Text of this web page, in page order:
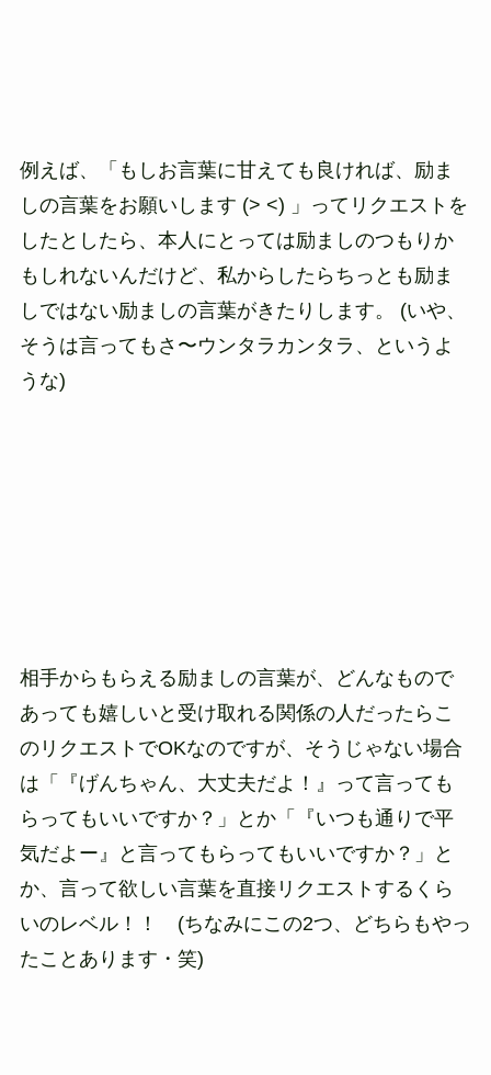
例えば、「もしお言葉に甘えても良ければ、励ま
しの言葉をお願いします (> <) 」ってリクエストを
したとしたら、本人にとっては励ましのつもりか
もしれないんだけど、私からしたらちっとも励ま
しではない励ましの言葉がきたりします。 (いや、
そうは言ってもさ〜ウンタラカンタラ、というよ
うな)
相手からもらえる励ましの言葉が、どんなもので
あっても嬉しいと受け取れる関係の人だったらこ
のリクエストでOKなのですが、そうじゃない場合
は「『げんちゃん、大丈夫だよ！』って言っても
らってもいいですか？」とか「『いつも通りで平
気だよー』と言ってもらってもいいですか？」と
か、言って欲しい言葉を直接リクエストするくら
いのレベル！！ (ちなみにこの2つ、どちらもやっ
たことあります・笑)